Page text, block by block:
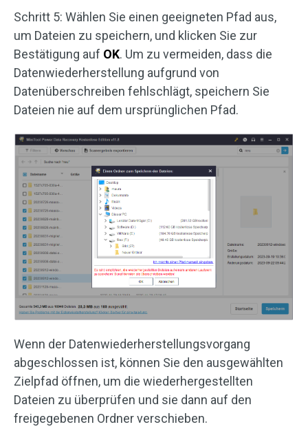
Schritt 5: Wählen Sie einen geeigneten Pfad aus,
um Dateien zu speichern, und klicken Sie zur
Bestätigung auf OK. Um zu vermeiden, dass die
Datenwiederherstellung aufgrund von
Datenüberschreiben fehlschlägt, speichern Sie
Dateien nie auf dem ursprünglichen Pfad.
Wenn der Datenwiederherstellungsvorgang
abgeschlossen ist, können Sie den ausgewählten
Zielpfad öffnen, um die wiederhergestellten
Dateien zu überprüfen und sie dann auf den
freigegebenen Ordner verschieben.